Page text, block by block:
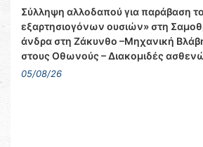
Σύλληψη αλλοδαπού για παράβαση
εξαρτησιογόνων ουσιών» στη
άνδρα στη Ζάκυνθο –Μηχανική
στους Οθωνούς – Διακομιδές
05/08/26